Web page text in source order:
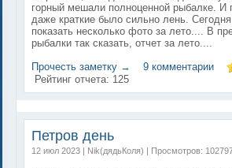
горный мешали полноценной рыбалке. И
даже краткие было сильно лень.
показать несколько фото за лето.... В
рыбалки так сказать, отчет за лето....
Прочесть заметку →
9 комментарии
Рейтинг отчета: 125
Петров день
12 июл 2023 | Nik(дядьКоля) | Просмотров: